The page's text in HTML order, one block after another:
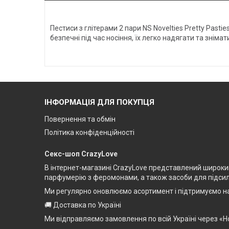
Пестиси з глітерами 2 пари NS Novelties Pretty
безпечні під час носіння, їх легко надягати та
ІНФОРМАЦІЯ ДЛЯ ПОКУПЦЯ
Повернення та обмін
Політика конфіденційності
Секс-шоп CrazyLove
В інтернет-магазині CrazyLove представлений
парфумерію з феромонами, а також засоби для
Ми регулярно оновлюємо асортимент і підтримуємо
🚚 Доставка по Україні
Ми відправляємо замовлення по всій Україні через